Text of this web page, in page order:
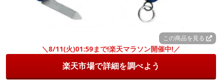
この商品を見る
＼8/11(火)01:59まで!楽天マラソン開催中!／
楽天市場で詳細を調べよう